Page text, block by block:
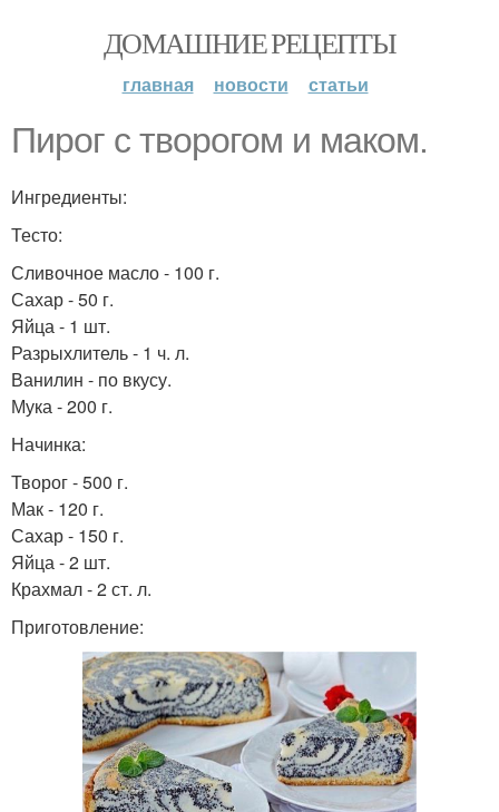
ДОМАШНИЕ РЕЦЕПТЫ
главная новости статьи
Пирог с творогом и маком.
Ингредиенты:
Тесто:
Сливочное масло - 100 г.
Сахар - 50 г.
Яйца - 1 шт.
Разрыхлитель - 1 ч. л.
Ванилин - по вкусу.
Мука - 200 г.
Начинка:
Творог - 500 г.
Мак - 120 г.
Сахар - 150 г.
Яйца - 2 шт.
Крахмал - 2 ст. л.
Приготовление: